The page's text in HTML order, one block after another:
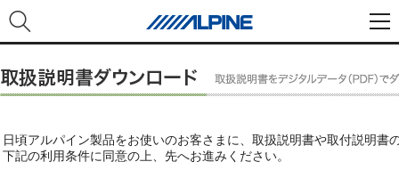
日頃アルパイン製品をお使いのお客さまに、取扱説明書や取付説明書
下記の利用条件に同意の上、先へお進みください。